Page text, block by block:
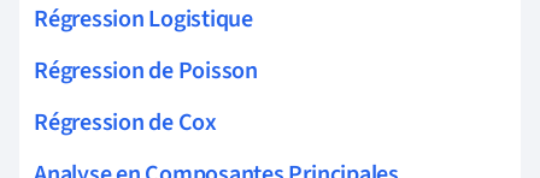
Régression Logistique
Régression de Poisson
Régression de Cox